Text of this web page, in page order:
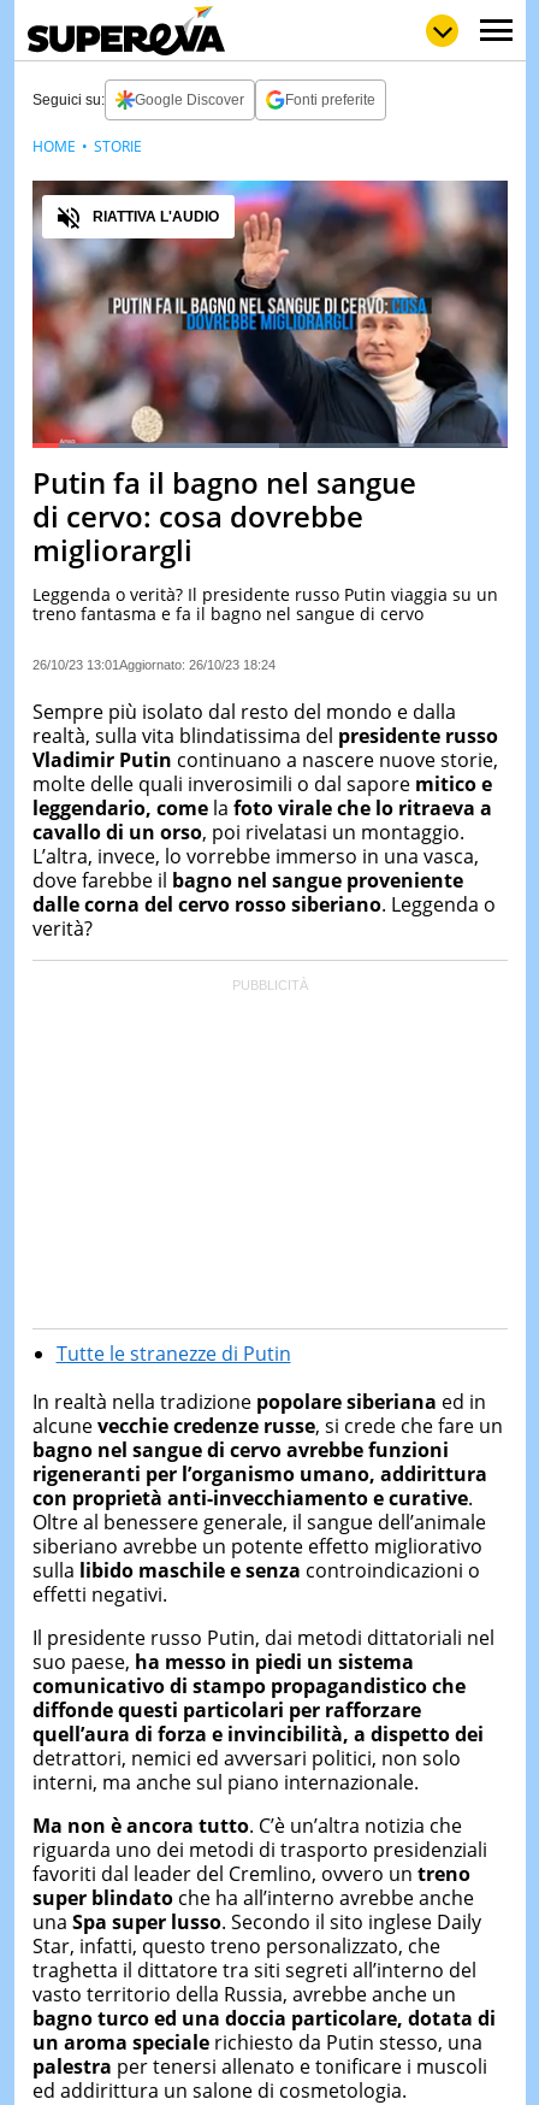
LOLGULP
LOVE
WOW
POP
NEWS
STORIE
VIDEO
& TV
QUIZ
&
TEST
IERI
Seguici su: Google Discover Fonti preferite
Pause Unmute
Loaded:52.14%
Audio
RIATTIVA L'AUDIO
Putin fa il bagno nel sangue
di cervo: cosa dovrebbe
migliorargli
Leggenda o verità? Il presidente russo Putin viaggia su un
treno fantasma e fa il bagno nel sangue di cervo
26/10/23 13:01 Aggiornato: 26/10/23 18:24
HOME STORIE
Sempre più isolato dal resto del mondo e dalla
realtà, sulla vita blindatissima del presidente russo
Vladimir Putin continuano a nascere nuove storie,
molte delle quali inverosimili o dal sapore mitico e
leggendario, come la foto virale che lo ritraeva a
cavallo di un orso, poi rivelatasi un montaggio.
L’altra, invece, lo vorrebbe immerso in una vasca,
dove farebbe il bagno nel sangue proveniente
dalle corna del cervo rosso siberiano. Leggenda o
verità?
Tutte le stranezze di Putin
In realtà nella tradizione popolare siberiana ed in
alcunevecchie credenze russe, si crede che fare un
bagno nel sangue di cervo avrebbe funzioni
rigeneranti per l’organismo umano, addirittura
con proprietà anti-invecchiamento e curative.
Oltre al benessere generale, il sangue dell’animale
siberiano avrebbe un potente effetto migliorativo
sulla libido maschile e senza controindicazioni o
effetti negativi.
Il presidente russo Putin, dai metodi dittatoriali nel
suo paese, ha messo in piedi un sistema
comunicativo di stampo propagandistico che
diffonde questi particolari per rafforzare
quell’aura di forza e invincibilità, a dispetto dei
detrattori, nemici ed avversari politici, non solo
interni, ma anche sul piano internazionale.
Ma non è ancora tutto. C’è un’altra notizia che
riguarda uno dei metodi di trasporto presidenziali
favoriti dal leader del Cremlino, ovvero un treno
super blindatoche ha all’interno avrebbe anche
una Spa super lusso. Secondo il sito inglese Daily
Star, infatti, questo treno personalizzato, che
traghetta il dittatore tra siti segreti all’interno del
vasto territorio della Russia, avrebbe anche un
bagno turco ed una doccia particolare, dotata di
un aroma specialerichiesto da Putin stesso, una
palestra per tenersi allenato e tonificare i muscoli
ed addirittura un salone di cosmetologia.